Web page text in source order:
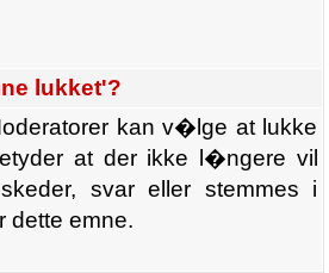
lukket'?
kan v�lge at lukke
at der ikke l�ngere vil
svar eller stemmes i
dette emne.